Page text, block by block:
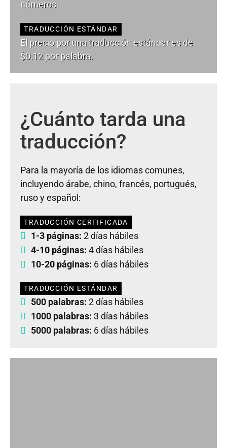
números.
TRADUCCIÓN ESTÁNDAR
El precio por una traducción estándar es de
$0.12 por palabra.
¿Cuánto tarda una
traducción?
Para la mayoría de los idiomas comunes,
incluyendo árabe, chino, francés, portugués,
ruso y español:
TRADUCCIÓN CERTIFICADA
1-3 páginas: 2 días hábiles
4-10 páginas: 4 días hábiles
10-20 páginas: 6 días hábiles
TRADUCCIÓN ESTÁNDAR
500 palabras: 2 días hábiles
1000 palabras: 3 días hábiles
5000 palabras: 6 días hábiles